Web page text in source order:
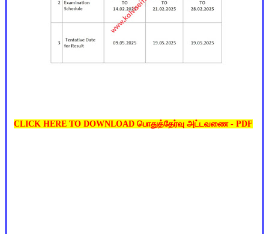
CLICK HERE TO DOWNLOAD பொதுத்தேர்வு அட்டவணை - PDF